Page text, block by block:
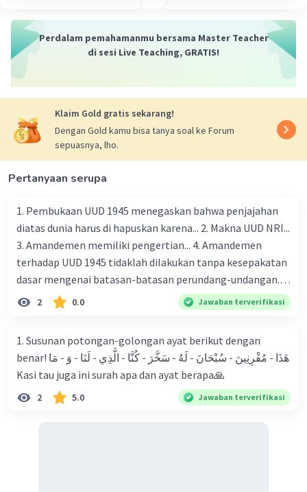
memperbaiki diri dan berpegang teguh pada
(agama) Allah dan dengan tulus ikhlas
Maka mereka itu bersama-sama orang-orang
pahala yang besar kepada orang-orang yang
beriman.
Perdalam pemahamanmu bersama Master Teacher
di sesi Live Teaching, GRATIS!
Klaim Gold gratis sekarang!
Dengan Gold kamu bisa tanya soal ke Forum
sepuasnya, lho.
Pertanyaan serupa
1. Pembukaan UUD 1945 menegaskan bahwa penjajahan
diatas dunia harus di hapuskan karena... 2. Makna UUD NRI...
3. Amandemen memiliki pengertian... 4. Amandemen
terhadap UUD 1945 tidaklah dilakukan tanpa kesepakatan
dasar mengenai batasan-batasan perundang-undangan.
Yang termasuk batasan tersebut adalah... 5. Kewajiban
pelajar terhadap UUD 1945 adalah... 6. Usaha yang paling
menyebarkan perulaku positif terhadap UUD 1945 adalah...
7. Perwujudan sikap setia terhadap UUD 1945 yang
disahkan oleh para pendiri negara adalah 8. Sebutkan
sistematika UUD 1945 saat ini! 9. Sebutkan dan jelaskan 2
2 0.0 Jawaban terverifikasi
1. Susunan potongan-golongan ayat berikut dengan
benar! هَذَا - مُقْرِنِينَ - سُبْحَانَ - لَهُ - سَخَّرَ - كُنَّا - الَّذِي - لَنَا - وَ - مَا
Kasi tau juga ini surah apa dan ayat berapa🙏
2 5.0 Jawaban terverifikasi